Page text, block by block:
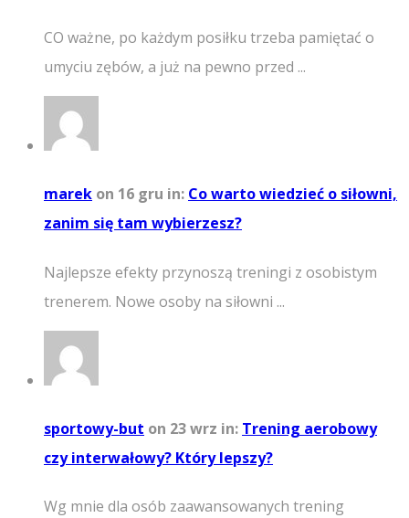
CO ważne, po każdym posiłku trzeba pamiętać o
umyciu zębów, a już na pewno przed ...
marek on 16 gru in: Co warto wiedzieć o siłowni,
zanim się tam wybierzesz?
Najlepsze efekty przynoszą treningi z osobistym
trenerem. Nowe osoby na siłowni ...
sportowy-but on 23 wrz in: Trening aerobowy
czy interwałowy? Który lepszy?
Wg mnie dla osób zaawansowanych trening